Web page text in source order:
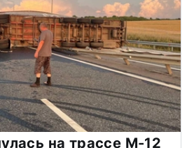
на трассе М-12